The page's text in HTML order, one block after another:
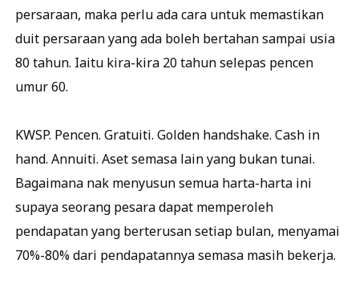
persaraan, maka perlu ada cara untuk memastikan
duit persaraan yang ada boleh bertahan sampai usia
80 tahun. Iaitu kira-kira 20 tahun selepas pencen
umur 60.
KWSP. Pencen. Gratuiti. Golden handshake. Cash in
hand. Annuiti. Aset semasa lain yang bukan tunai.
Bagaimana nak menyusun semua harta-harta ini
supaya seorang pesara dapat memperoleh
pendapatan yang berterusan setiap bulan, menyamai
70%-80% dari pendapatannya semasa masih bekerja.